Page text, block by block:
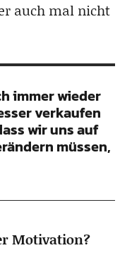
auch mal nicht
immer wieder
verkaufen
wir uns auf
müssen,
Motivation?